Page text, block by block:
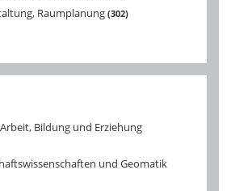
Raumplanung 302
Bildung und Erziehung
und Geomatik